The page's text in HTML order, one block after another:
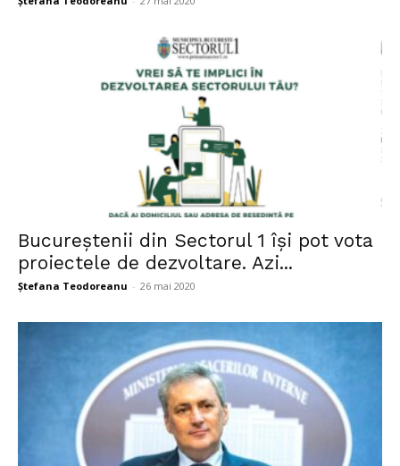
Bucureștenii din Sectorul 1 își pot vota
proiectele de dezvoltare. Azi...
Ștefana Teodoreanu - 26 mai 2020